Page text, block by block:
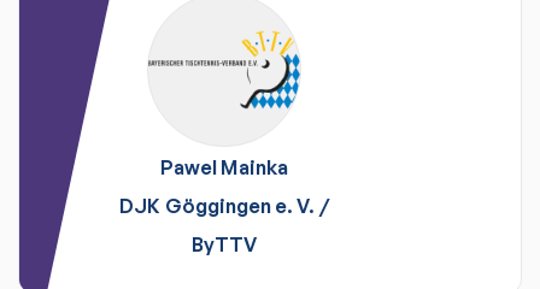
Pawel Mainka
DJK Göggingen e. V. /
ByTTV